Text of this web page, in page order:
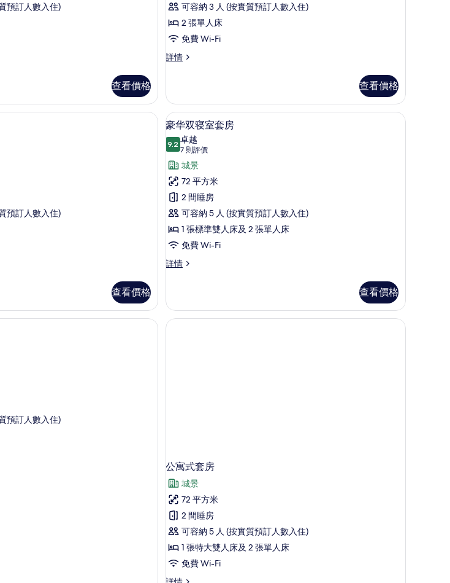
預訂人數入住)
查看價格
雙
床
房
的
可容納 3 人 (按實質預訂人數入住)
2 張單人床
免費 Wi-Fi
詳情
優
房
詳
情
查看價格
家庭四人客房 | 房內夾萬、書桌、遮光窗簾/窗簾、熨斗/熨衫板
預訂人數入住)
查看價格
載
入
所
有
豪
华
双
寝
室
套
相
片
豪华双寝室套房 | 客廳 | 32 吋電視連衛星電視
5
豪华双寝室套房
9.29.2 分，滿分 10 分
卓越
7 則評價
(7
則
評
價)
城景
72 平方米
2 間睡房
可容納 5 人 (按實質預訂人數入住)
1 張標準雙人床及 2 張單人床
免費 Wi-Fi
詳情
豪
室
套
房
查看價格
板 豪华单寝室套房 | 客廳 | 32 吋電視連衛星電視頻道
預訂人數入住)
公寓式套房
城景
72 平方米
2 間睡房
可容納 5 人 (按實質預訂人數入住)
1 張特大雙人床及 2 張單人床
免費 Wi-Fi